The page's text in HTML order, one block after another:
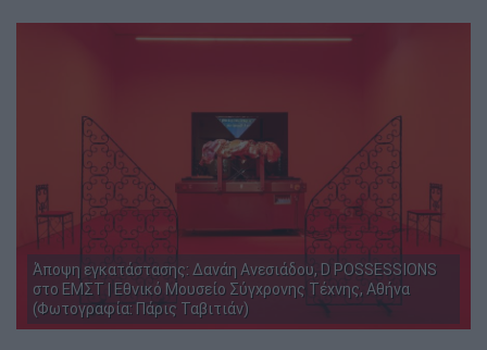
Άποψη εγκατάστασης: Δανάη Ανεσιάδου, D POSSESSIONS
στο ΕΜΣΤ | Εθνικό Μουσείο Σύγχρονης Τέχνης, Αθήνα
(Φωτογραφία: Πάρις Ταβιτιάν)